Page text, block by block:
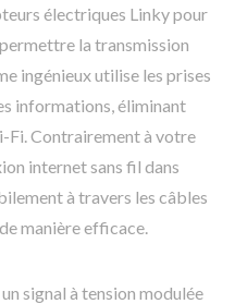
électriques Linky pour
la transmission
ingénieux utilise les prises
informations, éliminant
Fi. Contrairement à votre
internet sans fil dans
à travers les câbles
manière efficace.
signal à tension modulée